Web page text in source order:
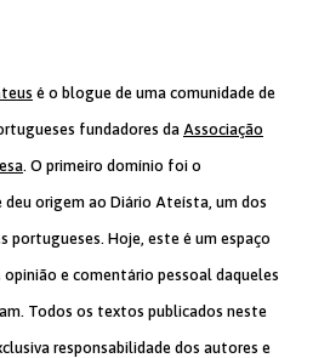
é o blogue de uma comunidade de
fundadores da Associação
. O primeiro domínio foi o
origem ao Diário Ateísta, um dos
portugueses. Hoje, este é um espaço
opinião e comentário pessoal daqueles
Todos os textos publicados neste
responsabilidade dos autores e